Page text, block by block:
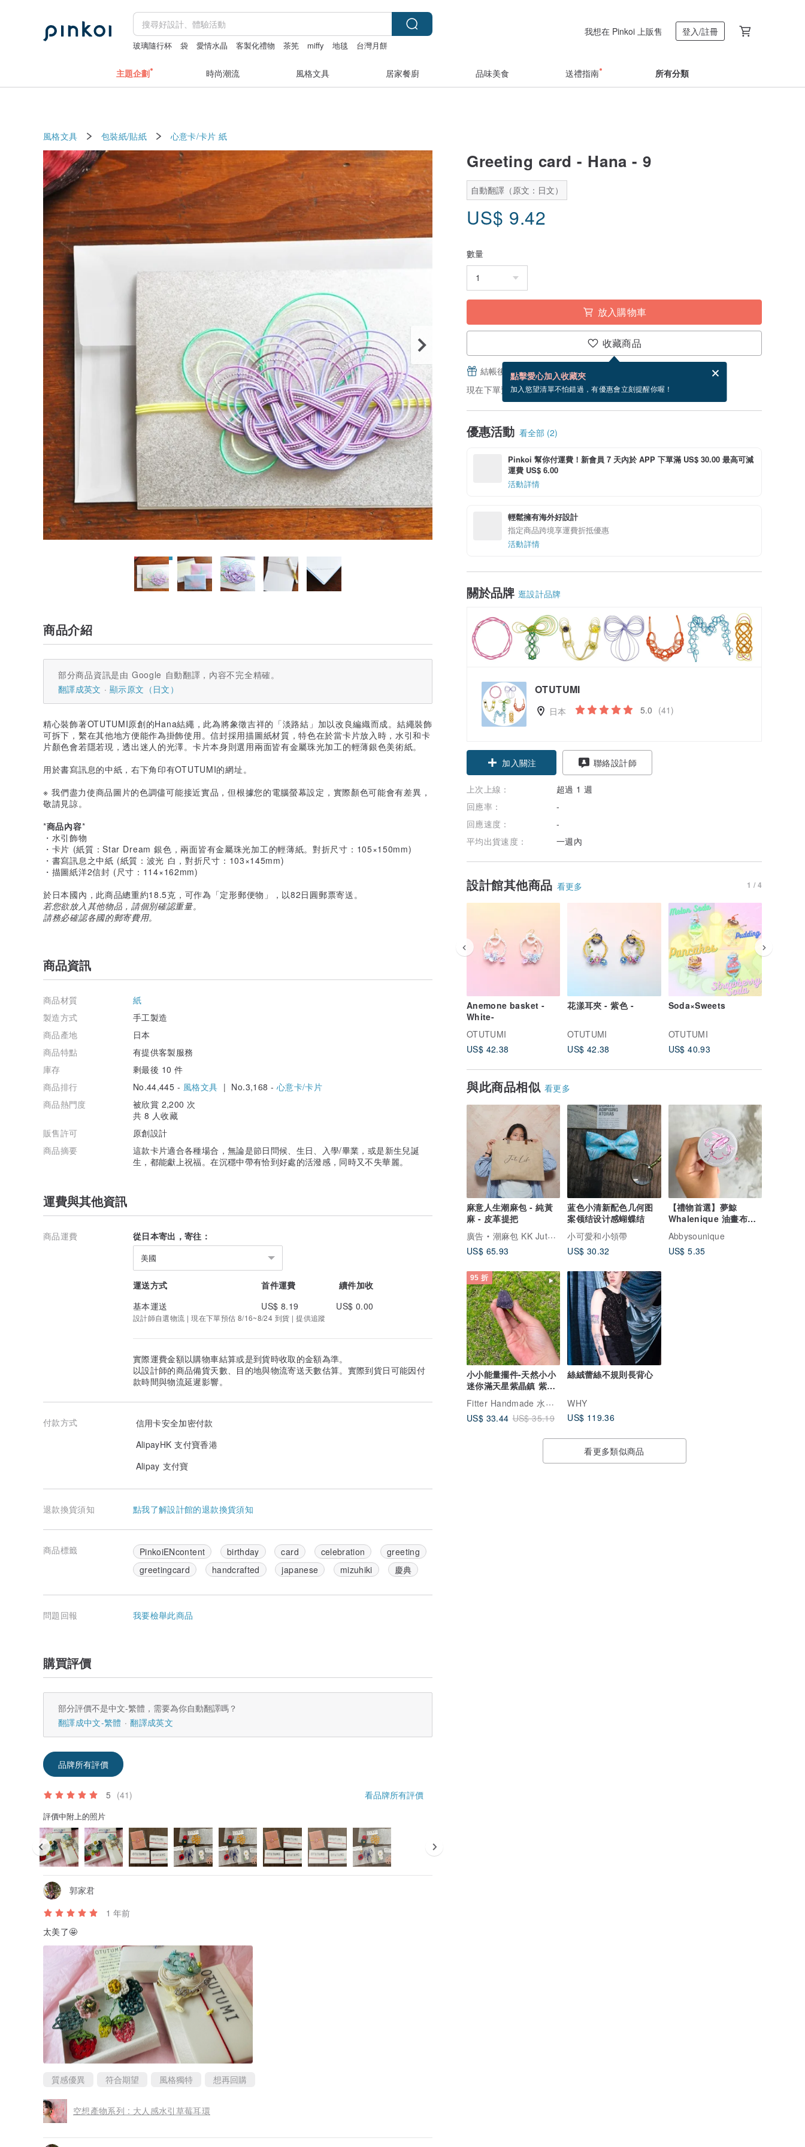
玻璃隨行杯 袋 愛情水晶 客製化禮物 茶筅 miffy 地毯 台灣月餅
我想在 Pinkoi 上販售 登入/註冊
主題企劃 時尚潮流 風格文具 居家餐廚 品味美食 送禮指南 所有分類
風格文具 包裝紙/貼紙 心意卡/卡片 紙
Greeting card - Hana - 9
自動翻譯（原文：日文）
US$ 9.42
數量
放入購物車
收藏商品
點擊愛心加入收藏夾
加入慾望清單不怕錯過，有優惠會立刻提醒你喔！
結帳後填寫並分享，免費幫你寄送電子賀卡。
電子賀卡是什麼？
現在下單預估 8/16~8/24 到貨。
優惠活動 看全部 (2)
Pinkoi 幫你付運費！新會員 7 天內於 APP 下單滿 US$ 30.00 最高可減
運費 US$ 6.00
活動詳情
輕鬆擁有海外好設計
指定商品跨境享運費折抵優惠
活動詳情
關於品牌 逛設計品牌
OTUTUMI
日本 5.0 (41)
加入關注 聯絡設計師
上次上線：
超過 1 週
回應率：
-
回應速度：
-
平均出貨速度：
一週內
設計館其他商品 看更多 1 / 4
Anemone basket -
White-
OTUTUMI
US$ 42.38
花漾耳夾 - 紫色 -
OTUTUMI
US$ 42.38
Soda×Sweets
OTUTUMI
US$ 40.93
與此商品相似 看更多
麻意人生潮麻包 - 純黃
麻 - 皮革提把
廣告
潮麻包 KK JuteBag
US$ 65.93
蓝色小清新配色几何图
案领结设计感蝴蝶结
小可愛和小領帶
US$ 30.32
【禮物首選】夢鯨
Whalenique 油畫布大
別針
Abbysounique
US$ 5.35
95 折
小小能量擺件-天然小小
迷你滿天星紫晶鎮 紫水
Fitter Handmade 水晶手鍊・天然礦石
US$ 33.44 US$ 35.19
絲絨蕾絲不規則長背心
WHY
US$ 119.36
看更多類似商品
商品介紹
部分商品資訊是由 Google 自動翻譯，內容不完全精確。
翻譯成英文
顯示原文（日文）
精心裝飾著OTUTUMI原創的Hana結繩，此為將象徵吉祥的「淡路結」加以改良編織而成。結繩裝飾
可拆下，繫在其他地方便能作為掛飾使用。信封採用描圖紙材質，特色在於當卡片放入時，水引和卡
片顏色會若隱若現，透出迷人的光澤。卡片本身則選用兩面皆有金屬珠光加工的輕薄銀色美術紙。
用於書寫訊息的中紙，右下角印有OTUTUMI的網址。
※ 我們盡力使商品圖片的色調儘可能接近實品，但根據您的電腦螢幕設定，實際顏色可能會有差異，
敬請見諒。
*商品內容*
・水引飾物
・卡片 (紙質：Star Dream 銀色，兩面皆有金屬珠光加工的輕薄紙。對折尺寸：105×150mm)
・書寫訊息之中紙 (紙質：波光 白，對折尺寸：103×145mm)
・描圖紙洋2信封 (尺寸：114×162mm)
於日本國內，此商品總重約18.5克，可作為「定形郵便物」，以82日圓郵票寄送。
若您欲放入其他物品，請個別確認重量。
請務必確認各國的郵寄費用。
商品資訊
商品材質
紙
製造方式
手工製造
商品產地
日本
商品特點
有提供客製服務
庫存
剩最後 10 件
商品排行
No.44,445 - 風格文具 | No.3,168 -心意卡/卡片
商品熱門度
被欣賞 2,200 次
共 8 人收藏
販售許可
原創設計
商品摘要
這款卡片適合各種場合，無論是節日問候、生日、入學/畢業，或是新生兒誕
生，都能獻上祝福。在沉穩中帶有恰到好處的活潑感，同時又不失華麗。
運費與其他資訊
商品運費 從日本寄出，寄往：
美國
運送方式 首件運費
續件加收
基本運送
US$ 8.19 US$ 0.00
設計師自選物流 | 現在下單預估 8/16~8/24 到貨 | 提供追蹤
實際運費金額以購物車結算或是到貨時收取的金額為準。
以設計師的商品備貨天數、目的地與物流寄送天數估算。實際到貨日可能因付
款時間與物流延遲影響。
付款方式
信用卡安全加密付款
AlipayHK 支付寶香港
Alipay 支付寶
退款換貨須知 點我了解設計館的退款換貨須知
商品標籤 PinkoiENcontent birthday card celebration
greeting
greetingcard
handcrafted japanese mizuhiki 慶典
問題回報 我要檢舉此商品
購買評價
部分評價不是中文-繁體，需要為你自動翻譯嗎？
翻譯成中文-繁體
翻譯成英文
品牌所有評價
5 (41) 看品牌所有評價
評價中附上的照片
郭家君
1 年前
太美了🤩
質感優異 符合期望 風格獨特 想再回購
空想產物系列 : 大人感水引草莓耳環